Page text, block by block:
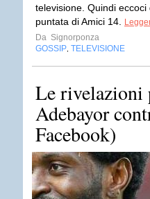
televisione. Quindi
puntata di Amici 14.
Da Signorponza
GOSSIP TELEVISIONE
Le rivelazioni
Adebayor
Facebook)